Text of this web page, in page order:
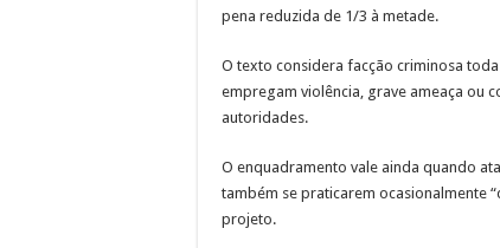
pena reduzida de 1/3 à metade.
O texto considera facção criminosa
empregam violência, grave ameaça ou
autoridades.
O enquadramento vale ainda quando
também se praticarem ocasionalmente
projeto.